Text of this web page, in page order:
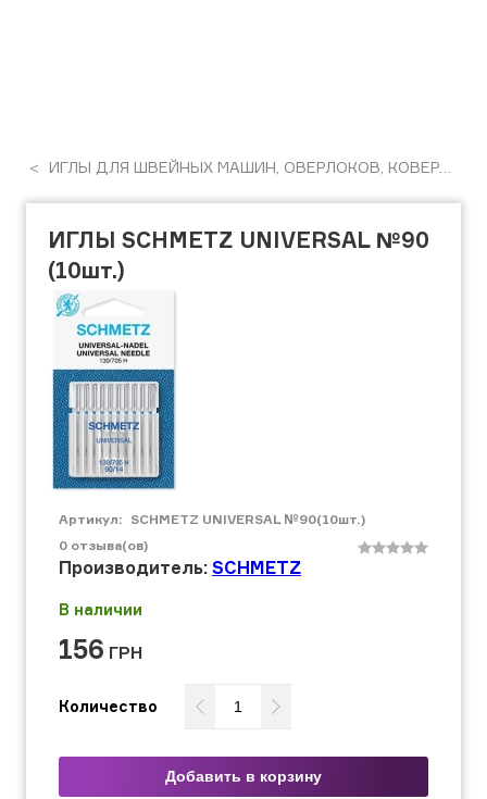
ИГЛЫ ДЛЯ ШВЕЙНЫХ МАШИН, ОВЕРЛОКОВ, КОВЕРЛОКОВ, ПЛОСКОШОВНІХ МАШИН
ИГЛЫ SCHMETZ UNIVERSAL №90
(10шт.)
Артикул: SCHMETZ UNIVERSAL №90(10шт.)
0 отзыва(ов)
Производитель: SCHMETZ
В наличии
156 ГРН
Количество
Добавить в корзину